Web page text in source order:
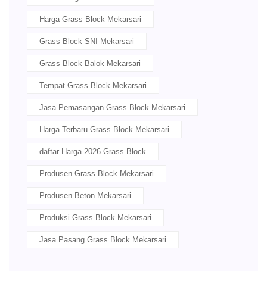
Harga Grass Block Mekarsari
Grass Block SNI Mekarsari
Grass Block Balok Mekarsari
Tempat Grass Block Mekarsari
Jasa Pemasangan Grass Block Mekarsari
Harga Terbaru Grass Block Mekarsari
daftar Harga 2026 Grass Block
Produsen Grass Block Mekarsari
Produsen Beton Mekarsari
Produksi Grass Block Mekarsari
Jasa Pasang Grass Block Mekarsari